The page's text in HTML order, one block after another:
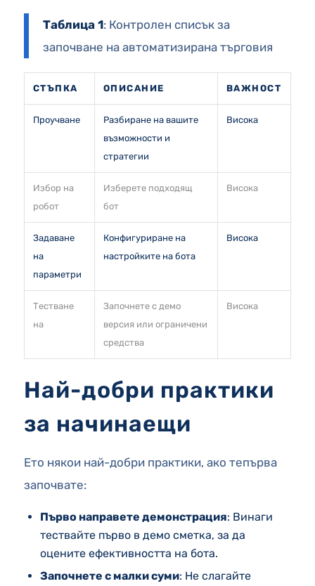
Таблица 1: Контролен списък за
започване на автоматизирана търговия
СТЪПКА ОПИСАНИЕ ВАЖНОСТ
Проучване
Разбиране на вашите
възможности и
стратегии
Висока
Избор на
робот
Изберете подходящ
бот
Висока
Задаване
на
параметри
Конфигуриране на
настройките на бота
Висока
Тестване
на
Започнете с демо
версия или ограничени
средства
Висока
Най-добри практики
за начинаещи
Ето някои най-добри практики, ако тепърва
започвате:
Първо направете демонстрация: Винаги
тествайте първо в демо сметка, за да
оцените ефективността на бота.
Започнете с малки суми: Не слагайте